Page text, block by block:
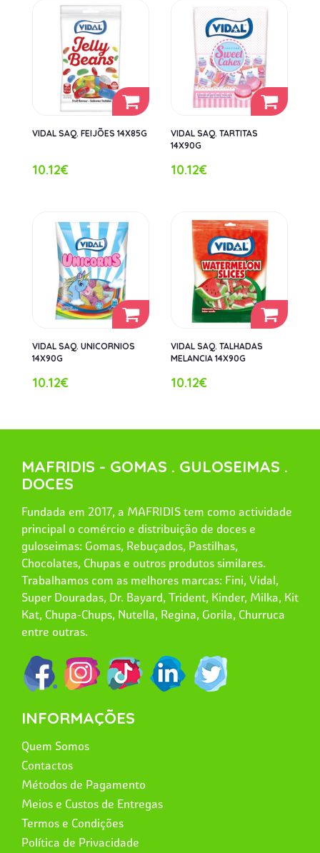
VIDAL SAQ. FEIJÕES 14X85G
10.12€
VIDAL SAQ. TARTITAS
14X90G
10.12€
VIDAL SAQ. UNICORNIOS
14X90G
10.12€
VIDAL SAQ. TALHADAS
MELANCIA 14X90G
10.12€
MAFRIDIS - GOMAS . GULOSEIMAS .
DOCES
Fundada em 2017, a MAFRIDIS tem como actividade
principal o comércio e distribuição de doces e
guloseimas: Gomas, Rebuçados, Pastilhas,
Chocolates, Chupas e outros produtos similares.
Trabalhamos com as melhores marcas: Fini, Vidal,
Super Douradas, Dr. Bayard, Trident, Kinder, Milka, Kit
Kat, Chupa-Chups, Nutella, Regina, Gorila, Churruca
entre outras.
INFORMAÇÕES
Quem Somos
Contactos
Métodos de Pagamento
Meios e Custos de Entregas
Termos e Condições
Política de Privacidade